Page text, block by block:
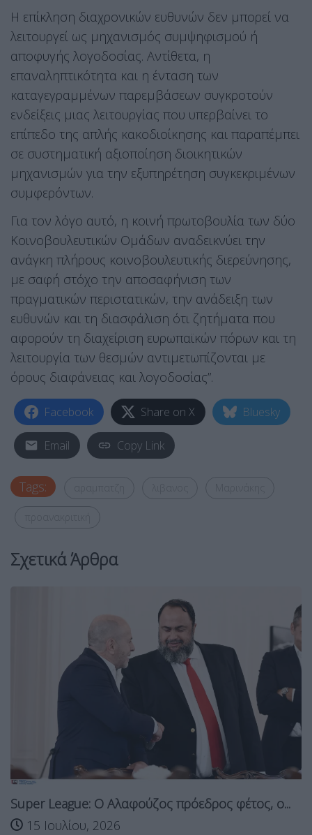
Η επίκληση διαχρονικών ευθυνών δεν μπορεί να
λειτουργεί ως μηχανισμός συμψηφισμού ή
αποφυγής λογοδοσίας. Αντίθετα, η
επαναληπτικότητα και η ένταση των
καταγεγραμμένων παρεμβάσεων συγκροτούν
ενδείξεις μιας λειτουργίας που υπερβαίνει το
επίπεδο της απλής κακοδιοίκησης και παραπέμπει
σε συστηματική αξιοποίηση διοικητικών
μηχανισμών για την εξυπηρέτηση συγκεκριμένων
συμφερόντων.
Για τον λόγο αυτό, η κοινή πρωτοβουλία των δύο
Κοινοβουλευτικών Ομάδων αναδεικνύει την
ανάγκη πλήρους κοινοβουλευτικής διερεύνησης,
με σαφή στόχο την αποσαφήνιση των
πραγματικών περιστατικών, την ανάδειξη των
ευθυνών και τη διασφάλιση ότι ζητήματα που
αφορούν τη διαχείριση ευρωπαϊκών πόρων και τη
λειτουργία των θεσμών αντιμετωπίζονται με
όρους διαφάνειας και λογοδοσίας”.
Facebook Share on X Bluesky
Email Copy Link
Tags:
Σχετικά Άρθρα
Super League: Ο Αλαφούζος πρόεδρος φέτος, ο...
15 Ιουλίου, 2026